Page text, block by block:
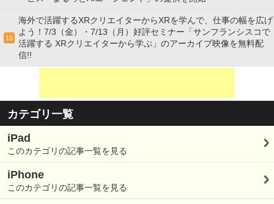
10
海外で活躍するXRクリエイターからXRを学んで、仕事の幅を広げ
よう！7/3（金）・7/13（月）好評セミナー「サンフランシスコで
活躍する XRクリエイターから学ぶ」のアーカイブ映像を無料配
信!!
カテゴリ一覧
iPad
このカテゴリの記事一覧を見る
iPhone
このカテゴリの記事一覧を見る